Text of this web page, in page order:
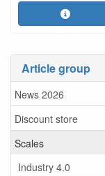
Article group
News 2026
Discount store
Scales
Industry 4.0